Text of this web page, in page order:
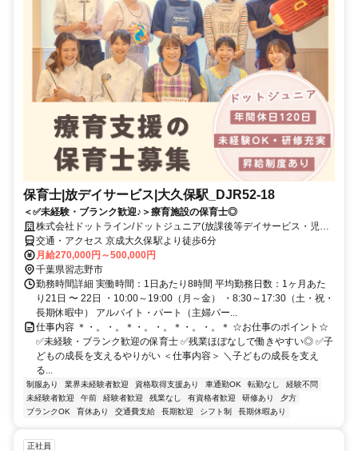
保育士|放デイサービス|大久保駅_DJR52-18
＜✅未経験・ブランク歓迎♪＞療育施設の保育士◎
株式会社ドットライン/ドットジュニア(放課後等デイサービス・児童
発達支援) 京成大久保駅前教室
交通・アクセス 京成大久保駅より徒歩6分
月給270,000円～500,000円
千葉県習志野市
勤務時間詳細 実働時間：1日あたり8時間 平均勤務日数：1ヶ月あた
り21日 〜 22日 ・10:00～19:00（月～金） ・8:30～17:30（土・祝・
長期休暇中） アルバイト・パート（主婦パー...
仕事内容 ＊・。・。＊・。・。＊・。・。＊ ☆お仕事のポイント☆
✅未経験・ブランク歓迎の保育士 ✅残業ほぼなしで働きやすい◎ ✅子
どもの成長を支えるやりがい ＜仕事内容＞ ＼子どもの成長を支え
る...
制服あり 業界未経験者歓迎 資格取得支援あり 車通勤OK 転勤なし
経験不問
未経験者歓迎
午前 経験者歓迎 残業なし 有資格者歓迎 研修あり
夕方
ブランクOK
育休あり 交通費支給 長期歓迎 シフト制 長期休暇あり
正社員